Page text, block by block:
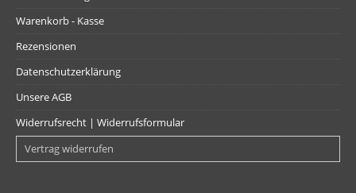
Warenkorb - Kasse
Rezensionen
Datenschutzerklärung
Unsere AGB
Widerrufsrecht | Widerrufsformular
Vertrag widerrufen